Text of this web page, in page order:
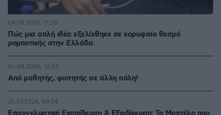
Πώς μια απλή ιδέα εξελίχθηκε σε κορυφαίο θεσμό
ρομποτικής στην Ελλάδα
04.08.2026, 11:20
Από μαθητής, φοιτητής σε άλλη πόλη!
06.08.2026, 10:52
26.07.2026, 09:54